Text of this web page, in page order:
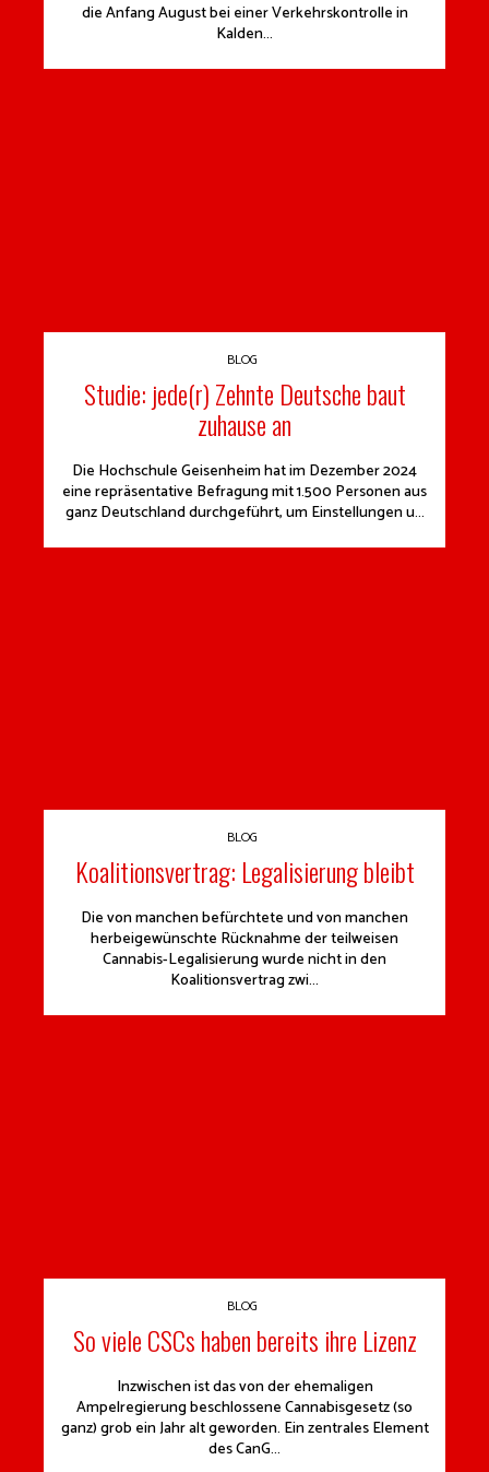
die Anfang August bei einer Verkehrskontrolle in
Kalden...
BLOG
Studie: jede(r) Zehnte Deutsche baut
zuhause an
Die Hochschule Geisenheim hat im Dezember 2024
eine repräsentative Befragung mit 1.500 Personen aus
ganz Deutschland durchgeführt, um Einstellungen u...
BLOG
Koalitionsvertrag: Legalisierung bleibt
Die von manchen befürchtete und von manchen
herbeigewünschte Rücknahme der teilweisen
Cannabis-Legalisierung wurde nicht in den
Koalitionsvertrag zwi...
BLOG
So viele CSCs haben bereits ihre Lizenz
Inzwischen ist das von der ehemaligen
Ampelregierung beschlossene Cannabisgesetz (so
ganz) grob ein Jahr alt geworden. Ein zentrales Element
des CanG...